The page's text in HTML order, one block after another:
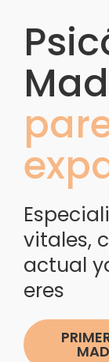
PSICOLOGÍA
vitales,
actual
eres